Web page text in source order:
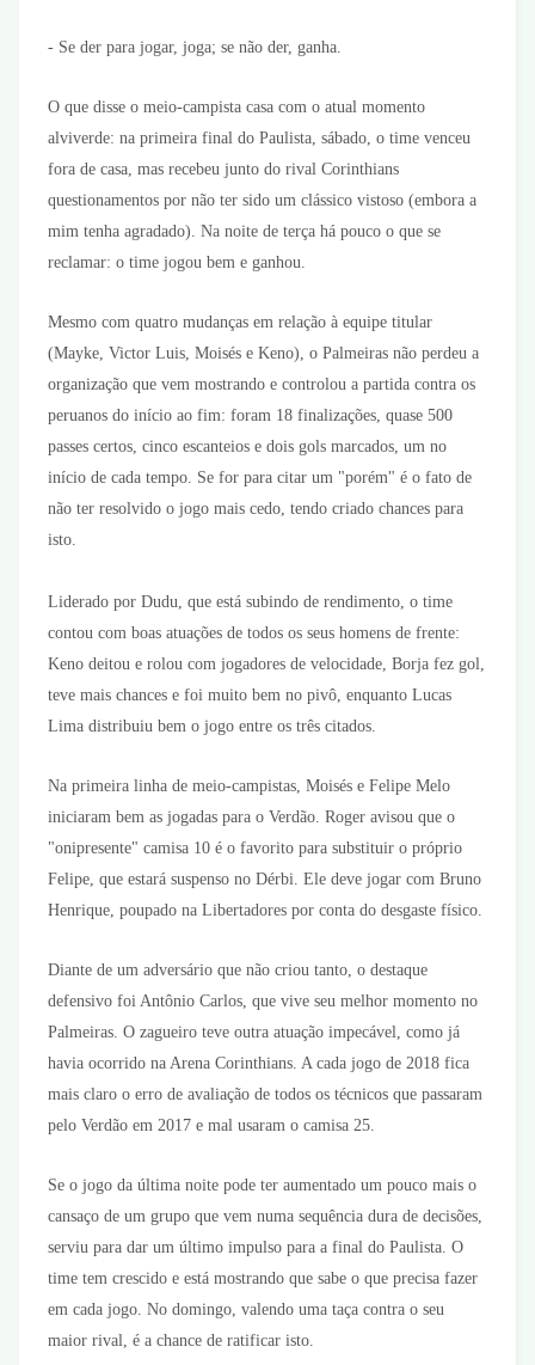
- Se der para jogar, joga; se não der, ganha.
O que disse o meio-campista casa com o atual momento
alviverde: na primeira final do Paulista, sábado, o time venceu
fora de casa, mas recebeu junto do rival Corinthians
questionamentos por não ter sido um clássico vistoso (embora a
mim tenha agradado). Na noite de terça há pouco o que se
reclamar: o time jogou bem e ganhou.
Mesmo com quatro mudanças em relação à equipe titular
(Mayke, Victor Luis, Moisés e Keno), o Palmeiras não perdeu a
organização que vem mostrando e controlou a partida contra os
peruanos do início ao fim: foram 18 finalizações, quase 500
passes certos, cinco escanteios e dois gols marcados, um no
início de cada tempo. Se for para citar um "porém" é o fato de
não ter resolvido o jogo mais cedo, tendo criado chances para
isto.
Liderado por Dudu, que está subindo de rendimento, o time
contou com boas atuações de todos os seus homens de frente:
Keno deitou e rolou com jogadores de velocidade, Borja fez gol,
teve mais chances e foi muito bem no pivô, enquanto Lucas
Lima distribuiu bem o jogo entre os três citados.
Na primeira linha de meio-campistas, Moisés e Felipe Melo
iniciaram bem as jogadas para o Verdão. Roger avisou que o
"onipresente" camisa 10 é o favorito para substituir o próprio
Felipe, que estará suspenso no Dérbi. Ele deve jogar com Bruno
Henrique, poupado na Libertadores por conta do desgaste físico.
Diante de um adversário que não criou tanto, o destaque
defensivo foi Antônio Carlos, que vive seu melhor momento no
Palmeiras. O zagueiro teve outra atuação impecável, como já
havia ocorrido na Arena Corinthians. A cada jogo de 2018 fica
mais claro o erro de avaliação de todos os técnicos que passaram
pelo Verdão em 2017 e mal usaram o camisa 25.
Se o jogo da última noite pode ter aumentado um pouco mais o
cansaço de um grupo que vem numa sequência dura de decisões,
serviu para dar um último impulso para a final do Paulista. O
time tem crescido e está mostrando que sabe o que precisa fazer
em cada jogo. No domingo, valendo uma taça contra o seu
maior rival, é a chance de ratificar isto.